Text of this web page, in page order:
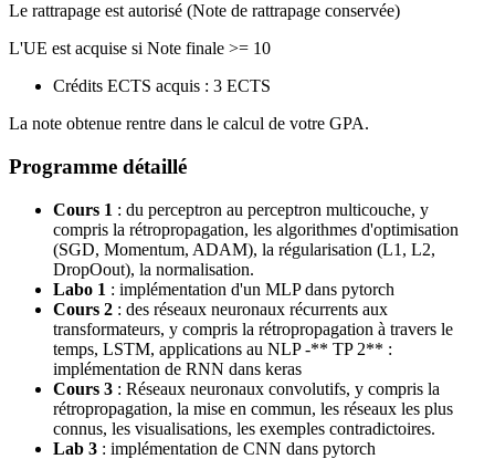
Le rattrapage est autorisé (Note de rattrapage conservée)
L'UE est acquise si Note finale >= 10
Crédits ECTS acquis : 3 ECTS
La note obtenue rentre dans le calcul de votre GPA.
Programme détaillé
Cours 1 : du perceptron au perceptron multicouche, y
compris la rétropropagation, les algorithmes d'optimisation
(SGD, Momentum, ADAM), la régularisation (L1, L2,
DropOout), la normalisation.
Labo 1 : implémentation d'un MLP dans pytorch
Cours 2 : des réseaux neuronaux récurrents aux
transformateurs, y compris la rétropropagation à travers le
temps, LSTM, applications au NLP -** TP 2** :
implémentation de RNN dans keras
Cours 3 : Réseaux neuronaux convolutifs, y compris la
rétropropagation, la mise en commun, les réseaux les plus
connus, les visualisations, les exemples contradictoires.
Lab 3 : implémentation de CNN dans pytorch